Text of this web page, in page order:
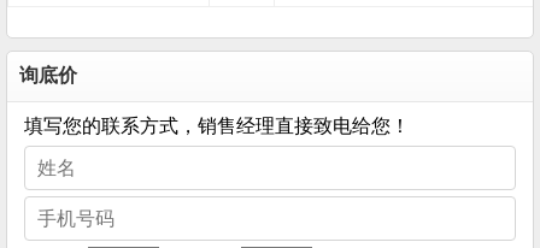
询底价
填写您的联系方式，销售经理直接致电给您！